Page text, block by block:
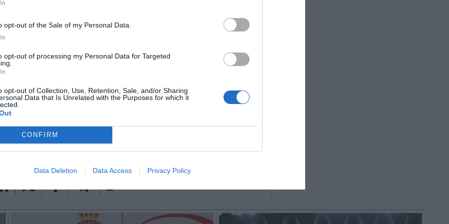
opt-out of the Sale of my Personal Data.
opt-out of processing my Personal Data for Targeted
opt-out of Collection, Use, Retention, Sale, and/or Sharing
Data that Is Unrelated with the Purposes for which it
CONFIRM
Data Deletion Data Access Privacy Policy
Dani aparece en el frontal de las camisetas de partido de
ha destacado que “desde siempre soy muy fan del fútbol
que
parte, el consejero delegado del RCD Espanyol, Mao Ye Wu,
este acuerdo “muestra la unidad del club
y afianza la
Espanyol con la gestión actual demostrando que se
valores de siempre”.
con las últimas noticias de actualidad.